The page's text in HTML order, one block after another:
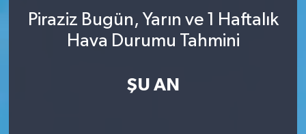
Piraziz Bugün, Yarın ve 1 Haftalık
Hava Durumu Tahmini
ŞU AN
Süper Lig Puan Durumu ve Fikstür